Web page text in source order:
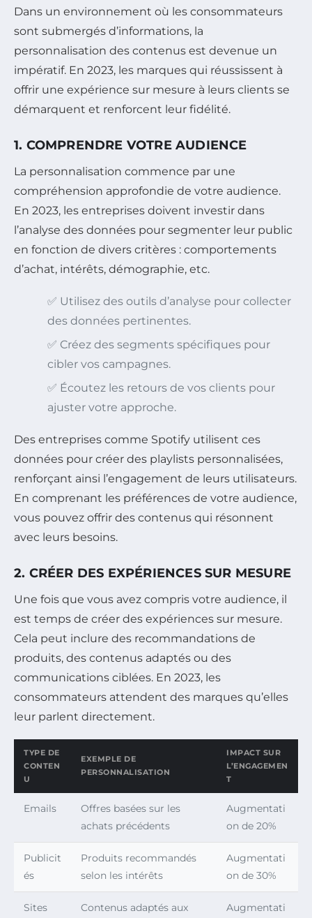
Dans un environnement où les consommateurs
sont submergés d’informations, la
personnalisation des contenus est devenue un
impératif. En 2023, les marques qui réussissent à
offrir une expérience sur mesure à leurs clients se
démarquent et renforcent leur fidélité.
1. COMPRENDRE VOTRE AUDIENCE
La personnalisation commence par une
compréhension approfondie de votre audience.
En 2023, les entreprises doivent investir dans
l’analyse des données pour segmenter leur public
en fonction de divers critères : comportements
d’achat, intérêts, démographie, etc.
✅ Utilisez des outils d’analyse pour collecter
des données pertinentes.
✅ Créez des segments spécifiques pour
cibler vos campagnes.
✅ Écoutez les retours de vos clients pour
ajuster votre approche.
Des entreprises comme Spotify utilisent ces
données pour créer des playlists personnalisées,
renforçant ainsi l’engagement de leurs utilisateurs.
En comprenant les préférences de votre audience,
vous pouvez offrir des contenus qui résonnent
avec leurs besoins.
2. CRÉER DES EXPÉRIENCES SUR MESURE
Une fois que vous avez compris votre audience, il
est temps de créer des expériences sur mesure.
Cela peut inclure des recommandations de
produits, des contenus adaptés ou des
communications ciblées. En 2023, les
consommateurs attendent des marques qu’elles
leur parlent directement.
TYPE DE
CONTEN
U
EXEMPLE DE
PERSONNALISATION
IMPACT SUR
L’ENGAGEMEN
T
Emails
Offres basées sur les
achats précédents
Augmentati
on de 20%
Publicit
és
Produits recommandés
selon les intérêts
Augmentati
on de 30%
Sites
Contenus adaptés aux
Augmentati